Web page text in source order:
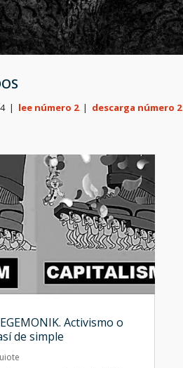
| lee número 2 | descarga número 2
Activismo o
de simple